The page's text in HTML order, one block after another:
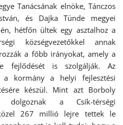
Tanácsának elnöke, Tánczos
és Dajka Tünde megyei
hétfőn ültek egy asztalhoz a
községvezetőkkel annak
a főbb irányokat, amely a
fejlődését is szolgálják. Az
a kormány a helyi fejlesztési
készül. Mint azt Borboly
a Csík-térségi
267 millió lejre tettek le